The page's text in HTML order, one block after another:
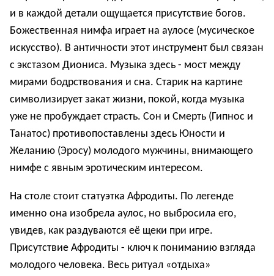
и в каждой детали ощущается присутствие богов.
Божественная нимфа играет на аулосе (мусическое
искусство). В античности этот инструмент был связан
с экстазом Диониса. Музыка здесь - мост между
мирами бодрствования и сна. Старик на картине
символизирует закат жизни, покой, когда музыка
уже не пробуждает страсть. Сон и Смерть (Гипнос и
Танатос) противопоставлены здесь Юности и
Желанию (Эросу) молодого мужчины, внимающего
нимфе с явным эротическим интересом.
На столе стоит статуэтка Афродиты. По легенде
именно она изобрела аулос, но выбросила его,
увидев, как раздуваются её щеки при игре.
Присутствие Афродиты - ключ к пониманию взгляда
молодого человека. Весь ритуал «отдыха»